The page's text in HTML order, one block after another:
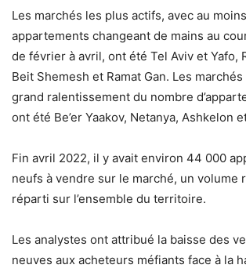
Les marchés les plus actifs, avec au
appartements changeant de mains au
de février à avril, ont été Tel Aviv et Yafo,
Beit Shemesh et Ramat Gan. Les
grand ralentissement du nombre
ont été Be’er Yaakov, Netanya, Ashkelon
Fin avril 2022, il y avait environ 44 000
neufs à vendre sur le marché, un volume
réparti sur l’ensemble du territoire.
Les analystes ont attribué la baisse des
neuves aux acheteurs méfiants face à la